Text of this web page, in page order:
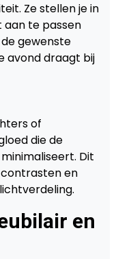
Ze stellen je in
te passen
gewenste
avond draagt bij
of
die de
Dit
en
en